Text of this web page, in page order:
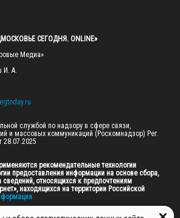
СЕГОДНЯ. ONLINE»
Медиа»
И. А.
службой по надзору в сфере связи,
и массовых коммуникаций (Роскомнадзор) Рег.
рекомендательные технологии
предоставления информации на основе сбора,
сведений, относящихся к предпочтениям
находящихся на территории Российской
САЙТА ПРИНАДЛЕЖАТ ГАУ МО "ЦИФРОВЫЕ